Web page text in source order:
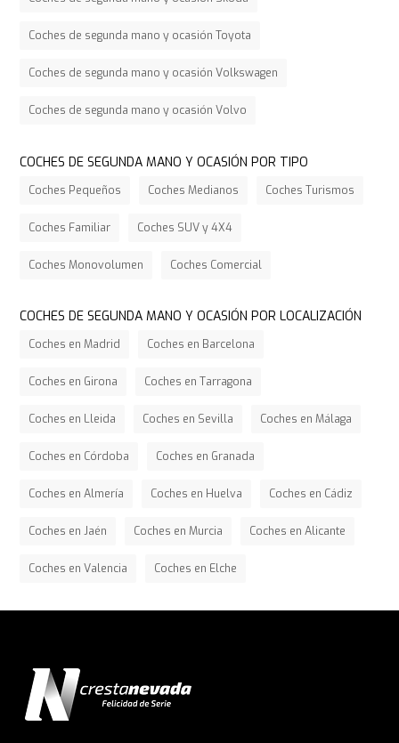
Coches de segunda mano y ocasión Toyota
Coches de segunda mano y ocasión Volkswagen
Coches de segunda mano y ocasión Volvo
COCHES DE SEGUNDA MANO Y OCASIÓN POR TIPO
Coches Pequeños Coches Medianos Coches Turismos
Coches Familiar Coches SUV y 4X4
Coches Monovolumen Coches Comercial
COCHES DE SEGUNDA MANO Y OCASIÓN POR LOCALIZACIÓN
Coches en Madrid Coches en Barcelona
Coches en Girona Coches en Tarragona
Coches en Lleida Coches en Sevilla Coches en Málaga
Coches en Córdoba Coches en Granada
Coches en Almería Coches en Huelva Coches en Cádiz
Coches en Jaén Coches en Murcia Coches en Alicante
Coches en Valencia Coches en Elche